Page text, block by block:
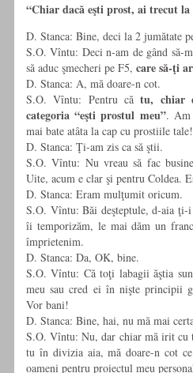
“Chiar dacă eşti prost, ai trecut
D. Stanca: Bine, deci la 2 jumătate
S.O. Vîntu: Deci n-am de gând să-
să aduc şmecheri pe F5, care să-ţi
D. Stanca: A, mă doare-n cot.
S.O. Vîntu: Pentru cătu, chiar
categoria “eşti prostul meu”. Am
mai bate atâta la cap cu prostiile tale!
D. Stanca: Ţi-am zis ca să ştii.
S.O. Vîntu: Nu vreau să fac
Uite, acum e clar şi pentru Coldea.
D. Stanca: Eram mulţumit oricum.
S.O. Vîntu: Băi deşteptule, d-aia ţi-
îi temporizăm, le mai dăm un
împrietenim.
D. Stanca: Da, OK, bine.
S.O. Vîntu: Că toţi labagii ăştia
meu sau cred ei în nişte principii
Vor bani!
D. Stanca: Bine, hai, nu mă mai
S.O. Vîntu: Nu, dar chiar mă irit cu
tu în divizia aia, mă doare-n cot
oameni pentru proiectul meu